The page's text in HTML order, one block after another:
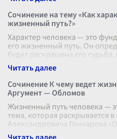
Сочинение на тему «Как
жизненный путь?»
Характер человека — это
его жизненный путь. Он
будет раскрашена его
и какие испытания ем
Сочинение К чему ведет
Аргумент — Обломов
Жизненный путь человека —
тема, которая раскрывается
Александровича Гончарова
персонаж романа, Илья Ильич